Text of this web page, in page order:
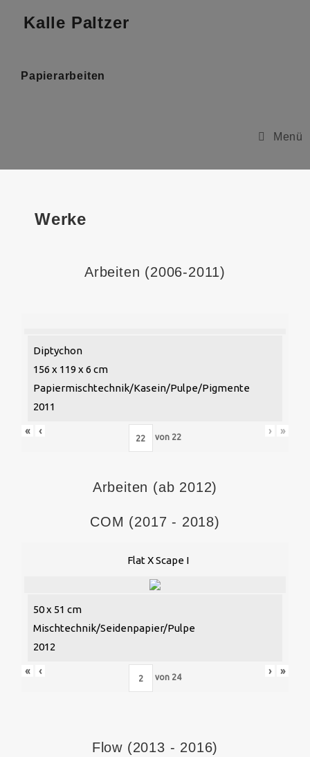
Kalle Paltzer
Papierarbeiten
Menü
Werke
Arbeiten (2006-2011)
Diptychon
156 x 119 x 6 cm
Papiermischtechnik/Kasein/Pulpe/Pigmente
2011
« ‹
von 22
› »
Arbeiten (ab 2012)
COM (2017 - 2018)
Flat X Scape I
50 x 51 cm
Mischtechnik/Seidenpapier/Pulpe
2012
« ‹
von 24
› »
Flow (2013 - 2016)